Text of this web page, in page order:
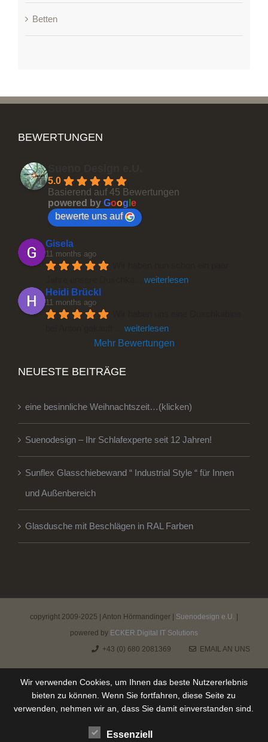
Betten
BEWERTUNGEN
5.0
Basierend auf 45 Bewertungen
powered by Goog e
bewerte uns auf
Gisela
11 months ago
weiterlesen
Heidi Brückl
11 months ago
weiterlesen
Mehr Bewertungen
NEUESTE BEITRÄGE
eine besinnliche Weihnachtszeit…(klicken)
Suenodesign – Ihr Schlafexperte seit 12 Jahren!
Sunflex Glasschiebewand “ Industrial Style “ für Innen
und Außenbereich
Glasdusche mit Beschlägen in RAL Farben
copyright 2009-2025 | Anton Hörmandinger | Suenodesign e.U.
powered by ECKER.Digital IT Solutions
+43 (0) 680 2081369
EMAIL AN UNS
Wir verwenden Cookies, um Ihnen das beste Nutzererlebnis
bieten zu können. Wenn Sie fortfahren, diese Seite zu
verwenden, nehmen wir an, dass Sie damit einverstanden sind.
Essenziell